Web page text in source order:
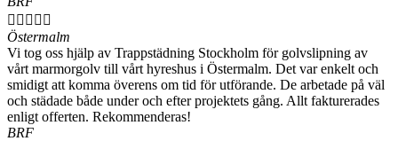
    
Östermalm
Vi tog oss hjälp av Trappstädning Stockholm för golvslipning av
vårt marmorgolv till vårt hyreshus i Östermalm. Det var enkelt och
smidigt att komma överens om tid för utförande. De arbetade på väl
och städade både under och efter projektets gång. Allt fakturerades
enligt offerten. Rekommenderas!
BRF